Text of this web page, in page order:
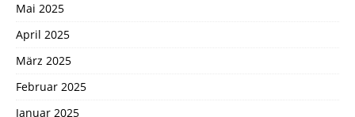
Mai 2025
April 2025
März 2025
Februar 2025
Januar 2025